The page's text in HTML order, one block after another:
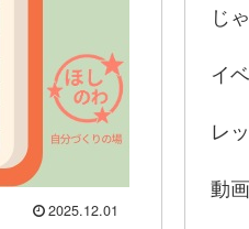
2025.12.01
じ
イ
レ
動